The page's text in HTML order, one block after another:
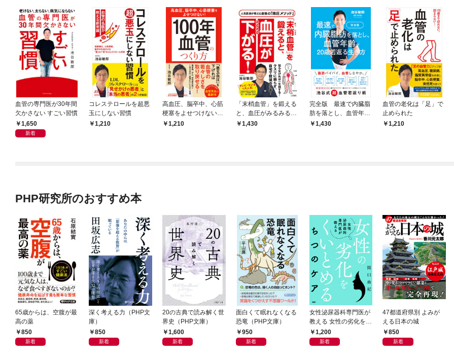
血管の専門医が30年間
欠かさない すごい習慣
1,650
新着
コレステロールを超悪
玉にしない習慣
1,210
高血圧、脳卒中、心筋
梗塞をよせつけない！
「100年血管」のつ
1,210
「末梢血管」を鍛える
と、血圧がみるみる下
がる！
1,430
完全版 最速で内臓脂
肪を落とし、血管年齢
が20歳若返る生き方
1,430
血管の老化は「足」で
止められた
1,210
PHP研究所のおすすめ本
65歳からは、空腹が最
高の薬
850
新着
深く考える力（PHP文
庫）
850
新着
20の古典で読み解く世
界史（PHP文庫）
1,600
新着
面白くて眠れなくなる
恐竜（PHP文庫）
950
新着
女性泌尿器科専門医が
教える 女性の劣化をく
いとめる ちつのケア
1,200
新着
47都道府県別 よみが
える日本の城
850
新着